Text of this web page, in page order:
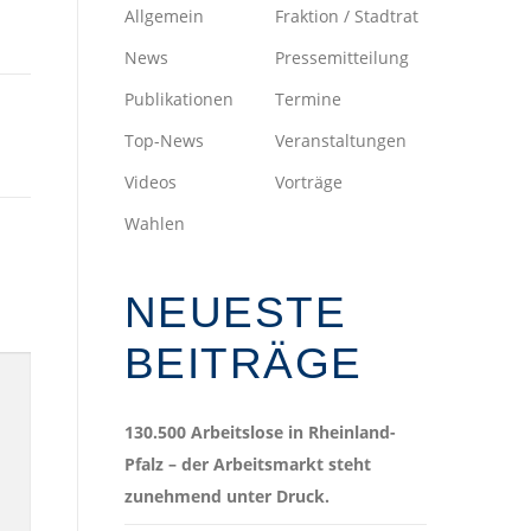
Allgemein
Fraktion / Stadtrat
News
Pressemitteilung
Publikationen
Termine
Top-News
Veranstaltungen
Videos
Vorträge
Wahlen
NEUESTE
BEITRÄGE
130.500 Arbeitslose in Rheinland-
Pfalz – der Arbeitsmarkt steht
zunehmend unter Druck.